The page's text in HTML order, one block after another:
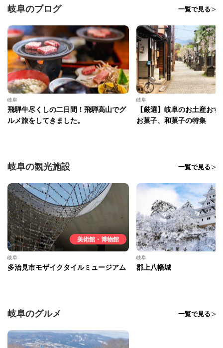
岐阜のブログ 一覧で見る
岐阜
飛騨牛尽くしの二日間！飛騨高山でグ
ルメ旅をしてきました。
岐阜
【厳選】岐阜のお土産お
お菓子、和菓子の特集
岐阜の観光施設 一覧で見る
美術館・博物館
岐阜
多治見市モザイクタイルミュージアム
岐阜
郡上八幡城
岐阜のグルメ 一覧で見る